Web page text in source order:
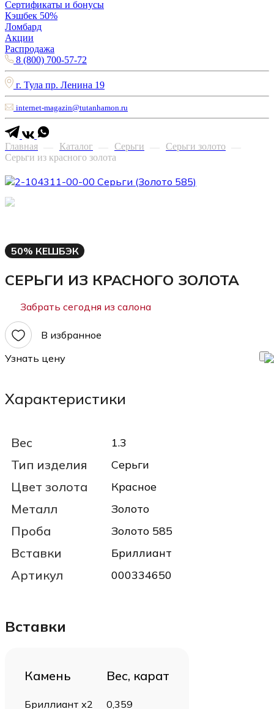
Сертификаты и бонусы
Кэшбек 50%
Ломбард
Акции
Распродажа
8 (800) 700-57-72
г. Тула пр. Ленина 19
internet-magazin@tutanhamon.ru
Главная — Каталог — Серьги — Серьги золото —
Серьги из красного золота
50% КЕШБЭК
СЕРЬГИ ИЗ КРАСНОГО ЗОЛОТА
Забрать сегодня из салона
В избранное
Узнать цену
Характеристики
Вес 1.3
Тип изделия Серьги
Цвет золота Красное
Металл Золото
Проба Золото 585
Вставки Бриллиант
Артикул 000334650
Вставки
Камень Вес, карат
Бриллиант х2 0,359